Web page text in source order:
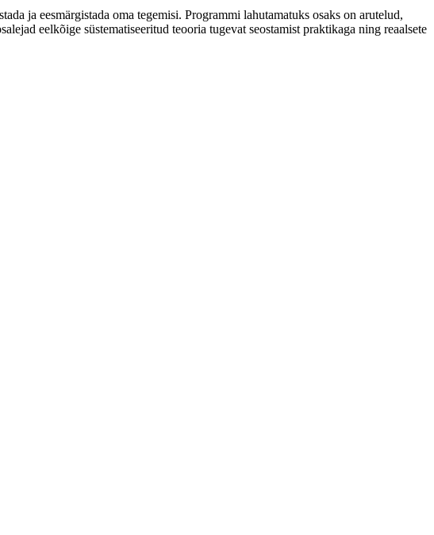
ja eesmärgistada oma tegemisi. Programmi lahutamatuks osaks on arutelud,
eelkõige süstematiseeritud teooria tugevat seostamist praktikaga ning reaalsete